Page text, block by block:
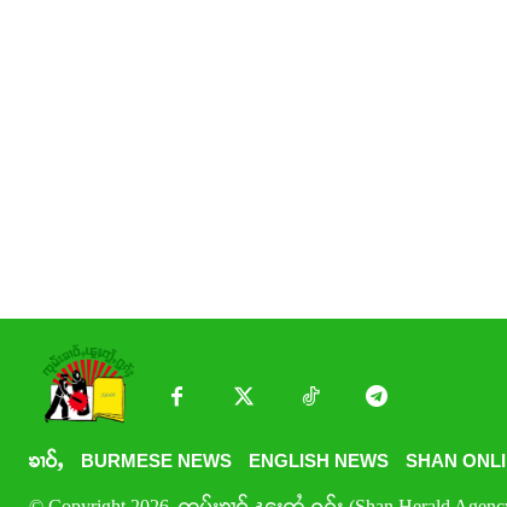
ၶၢဝ်ႇ BURMESE NEWS ENGLISH NEWS SHAN